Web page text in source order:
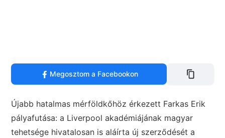
Megosztom a Facebookon
Újabb hatalmas mérföldkőhöz érkezett Farkas Erik
pályafutása: a Liverpool akadémiájának magyar
tehetsége hivatalosan is aláírta új szerződését a